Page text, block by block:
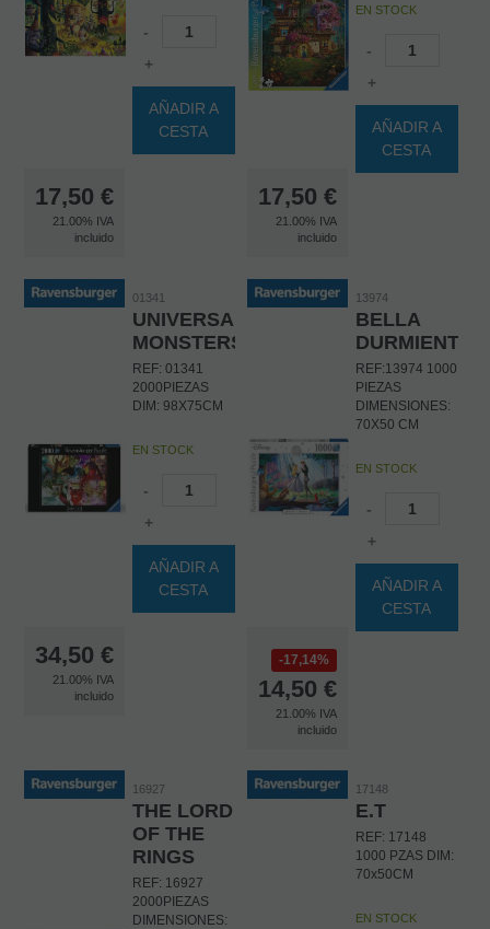
17,50 €
21.00% IVA
incluido
-
+
AÑADIR A
CESTA
17,50 €
21.00% IVA
incluido
EN STOCK
-
+
AÑADIR A
CESTA
34,50 €
21.00% IVA
incluido
01341
UNIVERSAL
MONSTERS
REF: 01341
2000PIEZAS
DIM: 98X75CM
EN STOCK
-
+
AÑADIR A
CESTA
17,14%
14,50 €
21.00% IVA
incluido
13974
BELLA
DURMIENTE
REF:13974 1000
PIEZAS
DIMENSIONES:
70X50 CM
EN STOCK
-
+
AÑADIR A
CESTA
16927
THE LORD
OF THE
RINGS
REF: 16927
2000PIEZAS
DIMENSIONES:
17148
E.T
REF: 17148
1000 PZAS DIM:
70x50CM
EN STOCK